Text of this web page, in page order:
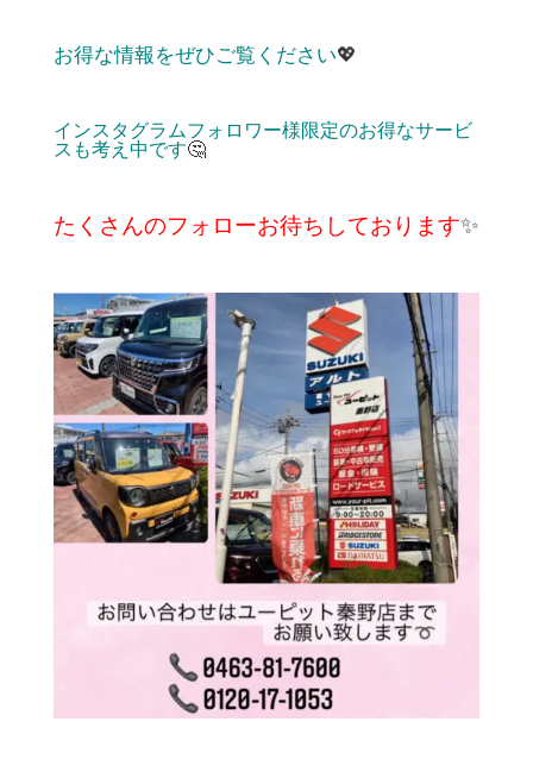
お得な情報をぜひご覧ください💖
インスタグラムフォロワー様限定のお得なサービ
スも考え中です🤔
たくさんのフォローお待ちしております✨